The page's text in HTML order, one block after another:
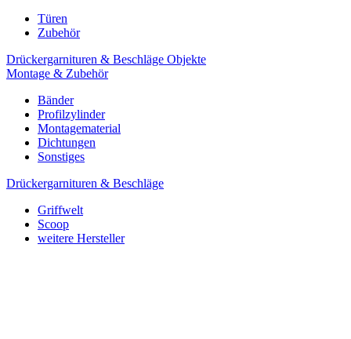
Türen
Zubehör
Drückergarnituren & Beschläge Objekte
Montage & Zubehör
Bänder
Profilzylinder
Montagematerial
Dichtungen
Sonstiges
Drückergarnituren & Beschläge
Griffwelt
Scoop
weitere Hersteller